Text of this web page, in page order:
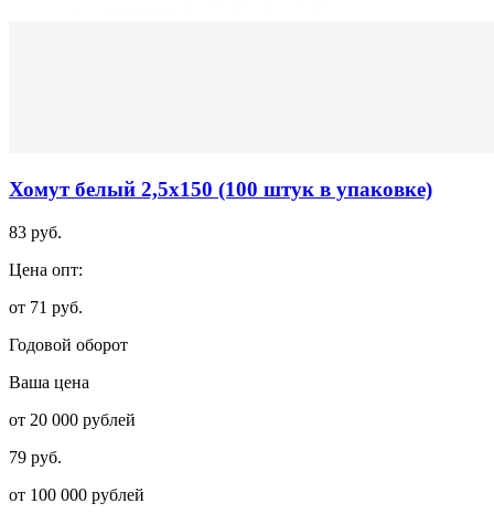
Хомут белый 2,5х150 (100 штук в упаковке)
83 руб.
Цена опт:
от 71 руб.
Годовой оборот
Ваша цена
от 20 000 рублей
79 руб.
от 100 000 рублей